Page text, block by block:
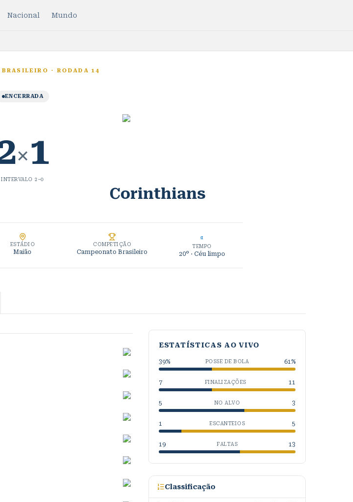
Nacional Mundo
BRASILEIRO · RODADA 14
ENCERRADA
×1
INTERVALO 2 –0
Corinthians
ESTÁDIO
Maião
COMPETIÇÃO
Campeonato Brasileiro
TEMPO
20° · Céu limpo
ESTATÍSTICAS AO VIVO
39% POSSE DE BOLA 61%
7 FINALIZAÇÕES 11
5 NO ALVO 3
1 ESCANTEIOS 5
19 FALTAS 13
Classificação